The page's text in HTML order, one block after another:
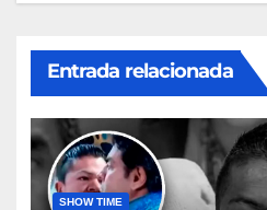
Entrada relacionada
SHOW TIME